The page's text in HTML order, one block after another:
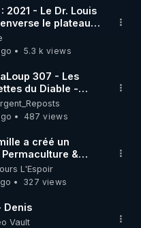
de méditation et
code
2021 - Le Dr. Louis
le plateau
!
5.3 k views
307 - Les
du Diable -
2026.08.07
487 views
a créé un
Permaculture &
L'Espoir
327 views
Denis
Vault